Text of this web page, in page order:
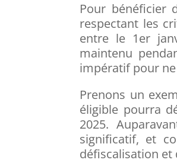
Pour bénéficier
respectant les
entre le 1er
maintenu
impératif pour
Prenons un
éligible pourra
2025.
significatif, et
défiscalisation